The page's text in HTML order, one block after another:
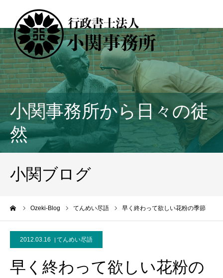
小関事務所から日々の徒
然
小関ブログ
Ozeki-Blog てんめい尽語 早く終わって欲しい花粉の季節
2012.03.16 てんめい尽語
早く終わって欲しい花粉の